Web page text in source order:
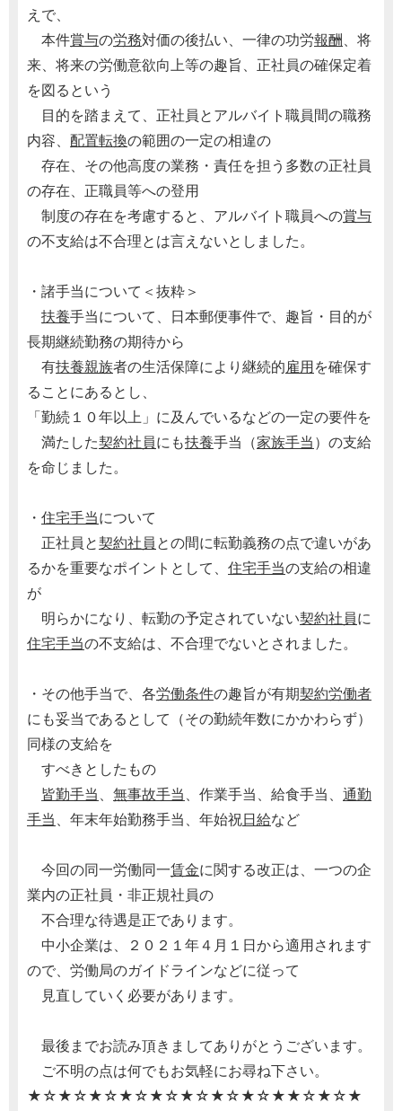
えで、
本件賞与の労務対価の後払い、一律の功労報酬、将
来、将来の労働意欲向上等の趣旨、正社員の確保定着
を図るという
目的を踏まえて、正社員とアルバイト職員間の職務
内容、 配置転換の範囲の一定の相違の
存在、その他高度の業務・責任を担う多数の正社員
の存在、正職員等への登用
制度の存在を考慮すると、アルバイト職員への賞与
の不支給は不合理とは言えないとしました。
・諸手当について＜抜粋＞
扶養手当について、日本郵便事件で、趣旨・目的が
長期継続勤務の期待から
有扶養親族者の生活保障により継続的雇用を確保す
ることにあるとし、
「勤続１０年以上」に及んでいるなどの一定の要件を
満たした契約社員にも扶養手当（家族手当 ）の支給
を命じました。
・ 住宅手当について
正社員と契約社員 との間に転勤義務の点で違いがあ
るかを重要なポイントとして、 住宅手当の支給の相違
が
明らかになり、転勤の予定されていない契約社員に
住宅手当の不支給は、不合理でないとされました。
・その他手当で、各労働条件の趣旨が有期契約労働者
にも妥当であるとして（その勤続年数にかかわらず）
同様の支給を
すべきとしたもの
皆勤手当 、 無事故手当 、作業手当、給食手当、 通勤
手当 、年末年始勤務手当、年始祝日給など
今回の同一労働同一賃金に関する改正は、一つの企
業内の正社員・非正規社員の
不合理な待遇是正であります。
中小企業は、２０２１年４月１日から適用されます
ので、労働局のガイドラインなどに従って
見直していく必要があります。
最後までお読み頂きましてありがとうございます。
ご不明の点は何でもお気軽にお尋ね下さい。
★☆★☆★☆★☆★☆★☆★☆★☆★★☆★☆★